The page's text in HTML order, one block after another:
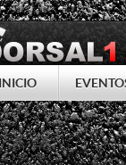
INICIO